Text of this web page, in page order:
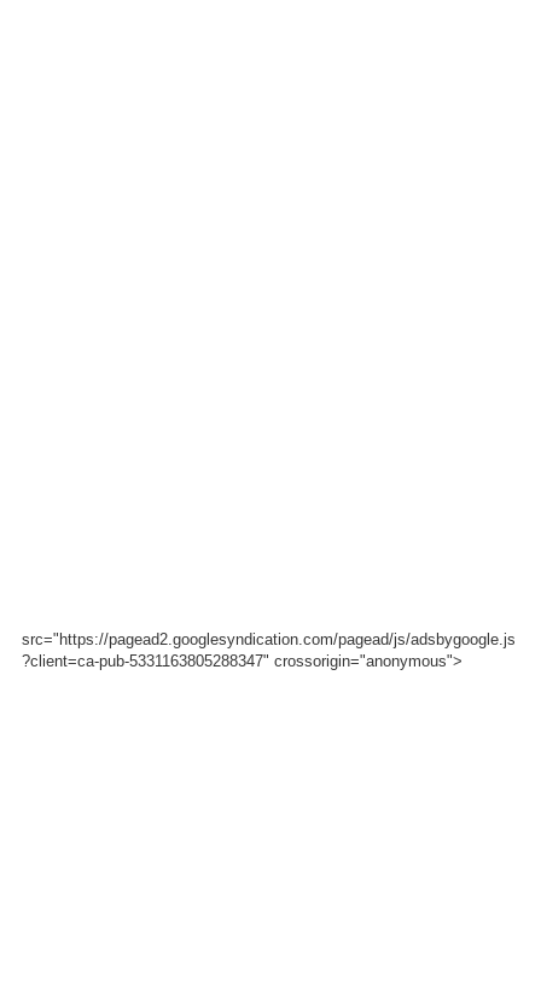
src="https://pagead2.googlesyndication.com/pagead/js/adsbygoogle.js
?client=ca-pub-5331163805288347" crossorigin="anonymous">